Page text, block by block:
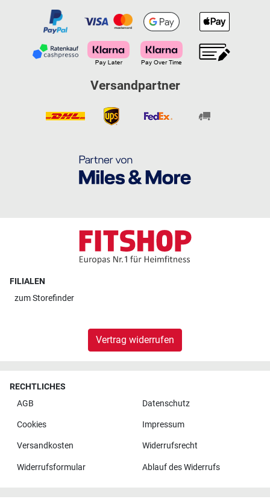
Versandpartner
FILIALEN
zumStorefinder
Vertrag widerrufen
RECHTLICHES
AGB
Datenschutz
Cookies Impressum
Versandkosten Widerrufsrecht
Widerrufsformular Ablauf des Widerrufs